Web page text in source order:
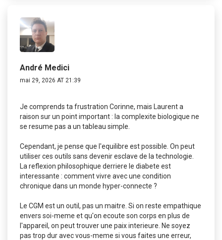
André Medici
mai 29, 2026 AT 21:39
Je comprends ta frustration Corinne, mais Laurent a
raison sur un point important : la complexite biologique ne
se resume pas a un tableau simple.
Cependant, je pense que l'equilibre est possible. On peut
utiliser ces outils sans devenir esclave de la technologie.
La reflexion philosophique derriere le diabete est
interessante : comment vivre avec une condition
chronique dans un monde hyper-connecte ?
Le CGM est un outil, pas un maitre. Si on reste empathique
envers soi-meme et qu'on ecoute son corps en plus de
l'appareil, on peut trouver une paix interieure. Ne soyez
pas trop dur avec vous-meme si vous faites une erreur,